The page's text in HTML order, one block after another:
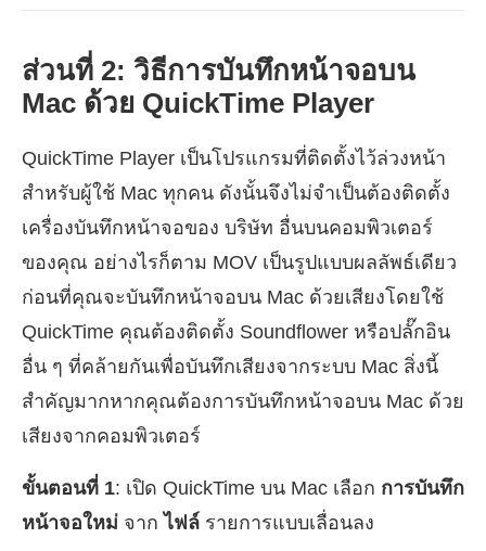
ส่วนที่ 2: วิธีการบันทึกหน้าจอบน
Mac ด้วย QuickTime Player
QuickTime Player เป็นโปรแกรมที่ติดตั้งไว้ล่วงหน้า
สำหรับผู้ใช้ Mac ทุกคน ดังนั้นจึงไม่จำเป็นต้องติดตั้ง
เครื่องบันทึกหน้าจอของ บริษัท อื่นบนคอมพิวเตอร์
ของคุณ อย่างไรก็ตาม MOV เป็นรูปแบบผลลัพธ์เดียว
ก่อนที่คุณจะบันทึกหน้าจอบน Mac ด้วยเสียงโดยใช้
QuickTime คุณต้องติดตั้ง Soundflower หรือปลั๊กอิน
อื่น ๆ ที่คล้ายกันเพื่อบันทึกเสียงจากระบบ Mac สิ่งนี้
สำคัญมากหากคุณต้องการบันทึกหน้าจอบน Mac ด้วย
เสียงจากคอมพิวเตอร์
ขั้นตอนที่ 1: เปิด QuickTime บน Mac เลือก การบันทึก
หน้าจอใหม่ จากไฟล์ รายการแบบเลื่อนลง